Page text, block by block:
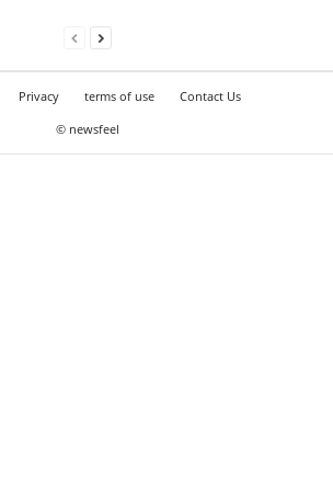
Privacy terms of use
Contact Us
© newsfeel